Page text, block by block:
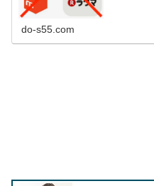
do-s55.com